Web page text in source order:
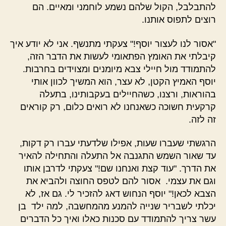
להתבלבל, הקול שלהם נשמע לוחמני ומאיים. הם
רוצים לתפוס אותנו.
"אסור לנו לעצור יוסף!" צעקתי מתנשף. אני לא יודע איך
קיבלתי את האומץ הפתאומי לעשות את הדבר הזה,
להתמודד מול חיילי צבא מיומנים ומצוידים בחרבות.
יוסף האמיץ הקטן, לא עצר, הוא המשיך לכוון אותי
בהוראות, ורצנו, כשהחיילים בעקבותינו, בתעלה
קרקעית חשוכה כשאנחנו לא רואים כלום, רק קוראים
זה לזה.
הרגשתי שעברו שעות, אפילו שלדעתי עברו רק דקות,
עד שאור השמש התגנבה אל התעלה והתחילה להאיר
את הדרך. "עוד קצת ואנחנו שם!" צעקתי לדרבן אותו
וגם את עצמי. אסור להם לטפס החוצה ולהביא את
הצבא לכאן!" יוסף הנחוש דאג להזכיר לי. גם אז, לא
יכלתי לשבריר שנייה להמנע מהמחשבה, למה ילד בן
עשר צריך להתמודד עם סכנות כאלו ואיך כל הדברים